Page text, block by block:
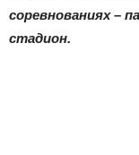
соревнованиях –
стадион.